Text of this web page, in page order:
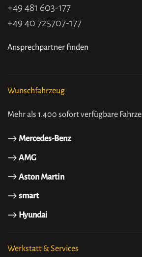
+49 481 603-177
+49 40 725707-177
Ansprechpartner finden
Wunschfahrzeug
Mehr als 1.400 sofort verfügbare
Mercedes-Benz
AMG
Aston Martin
smart
Hyundai
Werkstatt & Services